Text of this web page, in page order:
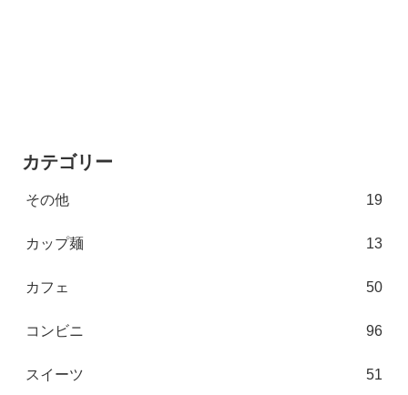
カテゴリー
その他 19
カップ麺 13
カフェ 50
コンビニ 96
スイーツ 51